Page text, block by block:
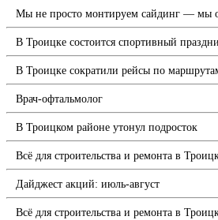
Мы не просто монтируем сайдинг — мы
В Троицке состоится спортивный
В Троицке сократили рейсы по
Врач-офтальмолог
В Троицком районе утонул подросток
Всё для строительства и ремонта в
Дайджест акций: июль-август
Всё для строительства и ремонта в